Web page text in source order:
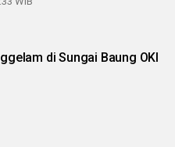
di Sungai Baung OKI